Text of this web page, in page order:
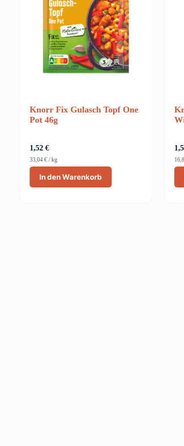
Knorr Fix Gulasch Topf One
Pot 46g
1,52 €
In den Warenkorb
33,04 € /kg